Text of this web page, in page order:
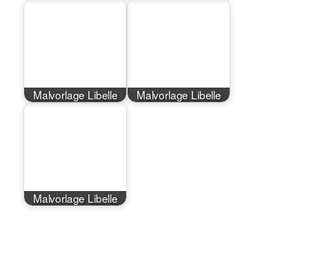
Malvorlage Libelle Malvorlage Libelle
Malvorlage Libelle